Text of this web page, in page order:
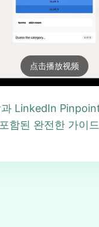
点击播放视频
LinkedIn
함된 완전한 가이